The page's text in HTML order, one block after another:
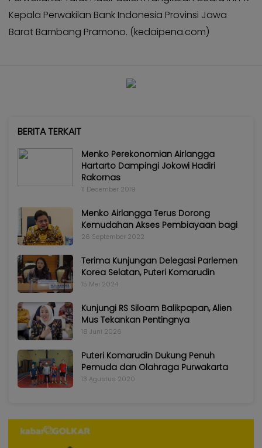
Kepala Perwakilan Bank Indonesia Provinsi Jawa
Barat Bambang Pramono. (kedaipena.com)
BERITA TERKAIT
Menko Perekonomian Airlangga
Hartarto Dampingi Jokowi Hadiri
Rakornas
11 Desember 2019
Menko Airlangga Terus Dorong
Kemudahan Akses Pembiayaan bagi
26 September 2022
Terima Kunjungan Delegasi Parlemen
Korea Selatan, Puteri Komarudin
15 Mei 2024
Kunjungi RS Siloam Balikpapan, Alien
Mus Tekankan Pentingnya
18 Juni 2026
Puteri Komarudin Dukung Penuh
Pemuda dan Olahraga Purwakarta
13 Agustus 2020